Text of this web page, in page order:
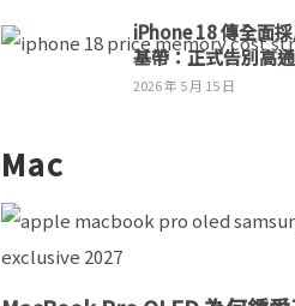
iPhone 18 傳全面
基帶：正式告別高
2026 年 5 月 15 日
Mac